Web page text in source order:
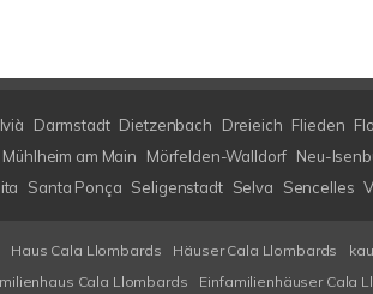
Darmstadt Dietzenbach Dreieich Flieden
Mühlheim am Main Mörfelden-Walldorf Neu-
Santa Ponça Seligenstadt Selva Sencelles
Haus Cala Llombards Häuser Cala Llombards
Cala Llombards Einfamilienhäuser Cala